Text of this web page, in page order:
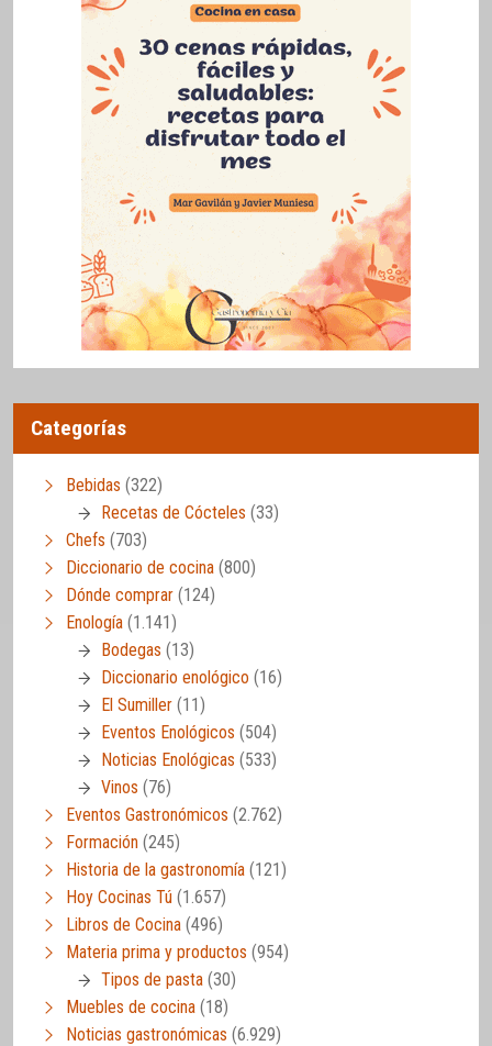
Categorías
Bebidas (322)
Recetas de Cócteles (33)
Chefs (703)
Diccionario de cocina (800)
Dónde comprar (124)
Enología (1.141)
Bodegas (13)
Diccionario enológico (16)
El Sumiller (11)
Eventos Enológicos (504)
Noticias Enológicas (533)
Vinos (76)
Eventos Gastronómicos (2.762)
Formación (245)
Historia de la gastronomía (121)
Hoy Cocinas Tú (1.657)
Libros de Cocina (496)
Materia prima y productos (954)
Tipos de pasta (30)
Muebles de cocina (18)
Noticias gastronómicas (6.929)